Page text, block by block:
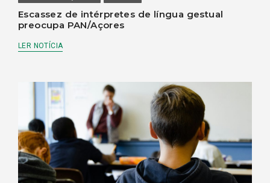
Escassez de intérpretes de língua gestual
preocupa PAN/Açores
LER NOTÍCIA